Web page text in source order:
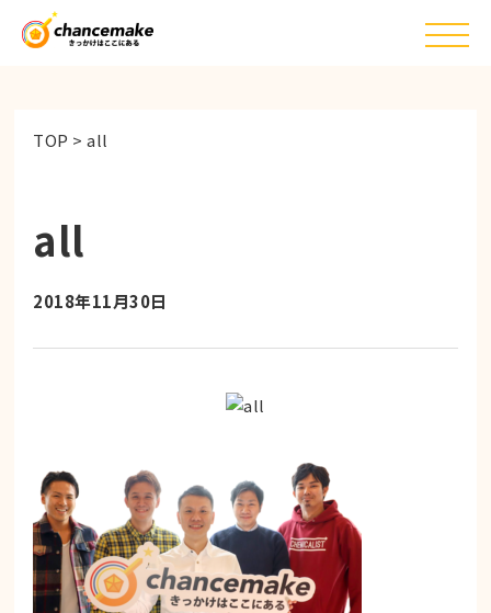
TOP >all
all
2018年11月30日